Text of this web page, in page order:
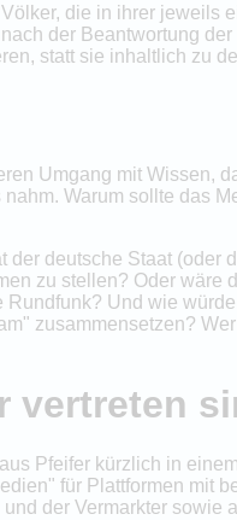
die in ihrer jeweils
der Beantwortung
statt sie inhaltlich zu
Umgang mit Wissen,
Warum sollte das
deutsche Staat (oder
zu stellen? Oder wäre
Und wie
zusammensetzen?
vertreten
Pfeifer kürzlich in
für Plattformen mit
der Vermarkter